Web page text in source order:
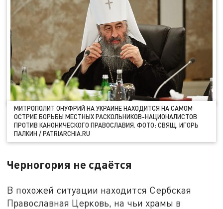
МИТРОПОЛИТ ОНУФРИЙ НА УКРАИНЕ НАХОДИТСЯ НА САМОМ
ОСТРИЕ БОРЬБЫ МЕСТНЫХ РАСКОЛЬНИКОВ-НАЦИОНАЛИСТОВ
ПРОТИВ КАНОНИЧЕСКОГО ПРАВОСЛАВИЯ. ФОТО: СВЯЩ. ИГОРЬ
ПАЛКИН / PATRIARCHIA.RU
Черногория не сдаётся
В похожей ситуации находится Сербская
Православная Церковь, на чьи храмы в